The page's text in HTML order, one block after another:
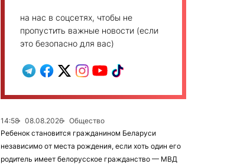
на нас в соцсетях, чтобы не
пропустить важные новости (если
это безопасно для вас)
14:58 08.08.2026
Общество
Ребенок становится гражданином Беларуси
независимо от места рождения, если хоть один его
родитель имеет белорусское гражданство — МВД